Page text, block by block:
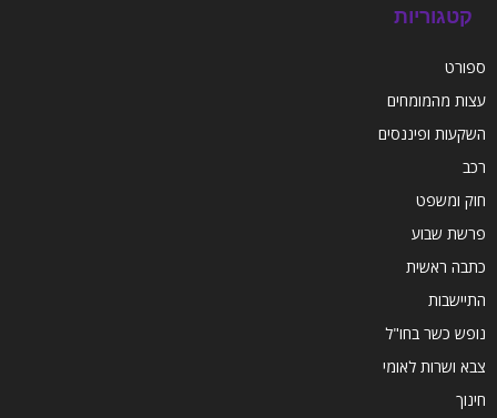
קטגוריות
ספורט
עצות מהמומחים
השקעות ופיננסים
רכב
חוק ומשפט
פרשת שבוע
כתבה ראשית
התיישבות
נופש כשר בחו"ל
צבא ושרות לאומי
חינוך